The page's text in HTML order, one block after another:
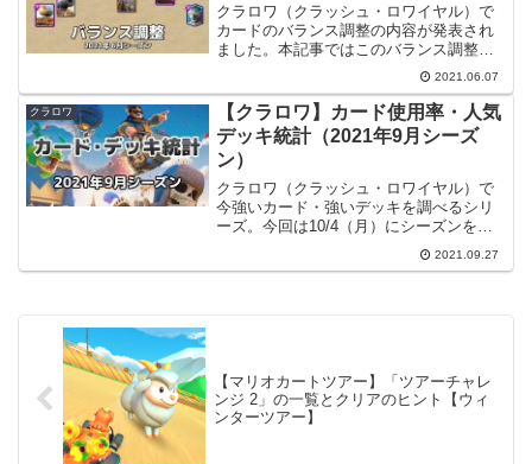
クラロワ（クラッシュ・ロワイヤル）で
カードのバランス調整の内容が発表され
ました。本記事ではこのバランス調整の
内容について詳しく見ていきたいと思い
ます。情報源6/4（金）21:00にバランス
調整内容が各Supercellクリエイターによ
り情報...
2021.06.07
クラロワ
【クラロワ】カード使用率・人気
デッキ統計（2021年9月シーズ
ン）
クラロワ（クラッシュ・ロワイヤル）で
今強いカード・強いデッキを調べるシリ
ーズ。今回は10/4（月）にシーズンを終
える2021年9月シーズンの情報です。調査
方法調査方法は従来どおり、クラロワAPI
2021.09.27
【マリオカートツアー】「ツアーチャレ
ンジ 2」の一覧とクリアのヒント【ウィ
ンターツアー】